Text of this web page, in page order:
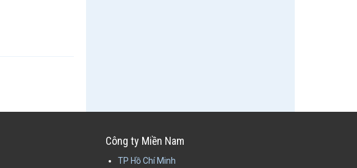
Công ty Miền Nam
TP Hồ Chí Minh